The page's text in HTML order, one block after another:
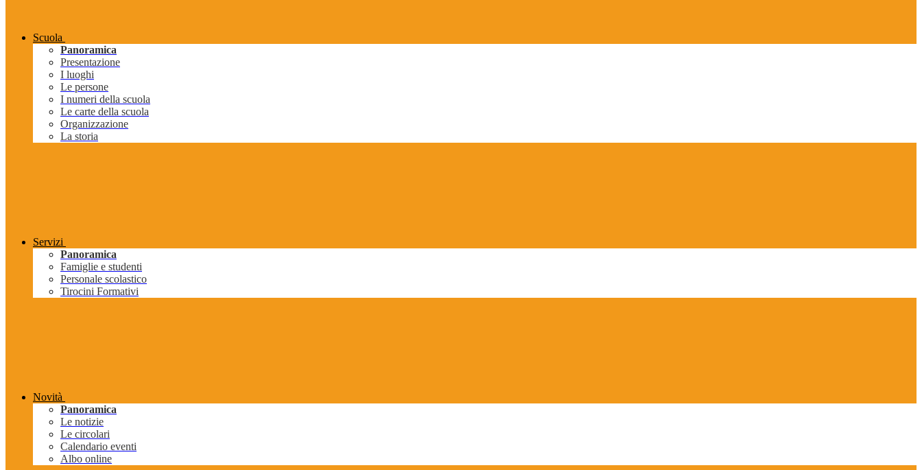
Scuola
Panoramica
Presentazione
I luoghi
Le persone
I numeri della scuola
Le carte della scuola
Organizzazione
La storia
Servizi
Panoramica
Famiglie e studenti
Personale scolastico
Tirocini Formativi
Novità
Panoramica
Le notizie
Le circolari
Calendario eventi
Albo online